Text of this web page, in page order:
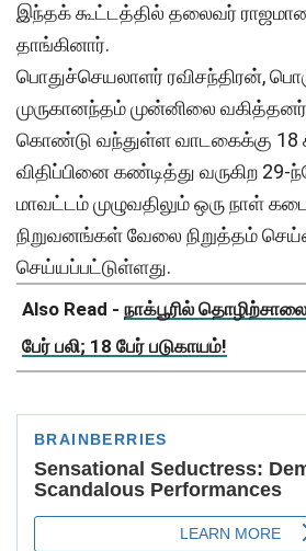
இந்தக் கூட்டத்தில் தலைவர்
தாங்கினார்.
பொதுச்செயலாளர் ரவிசந்திரன்,
முருகானந்தம் முன்னிலை
கொண்டு வந்துள்ள வாடகைக்கு 18
விதிப்பினை கண்டித்து வருகிற 29-
மாவட்டம் முழுவதிலும் ஒரு நாள்
நிறுவனங்கள் வேலை நிறுத்தம்
செய்யப்பட்டுள்ளது.
Also Read - நாக்பூரில்
பேர் பலி; 18 பேர் படுகாயம்!